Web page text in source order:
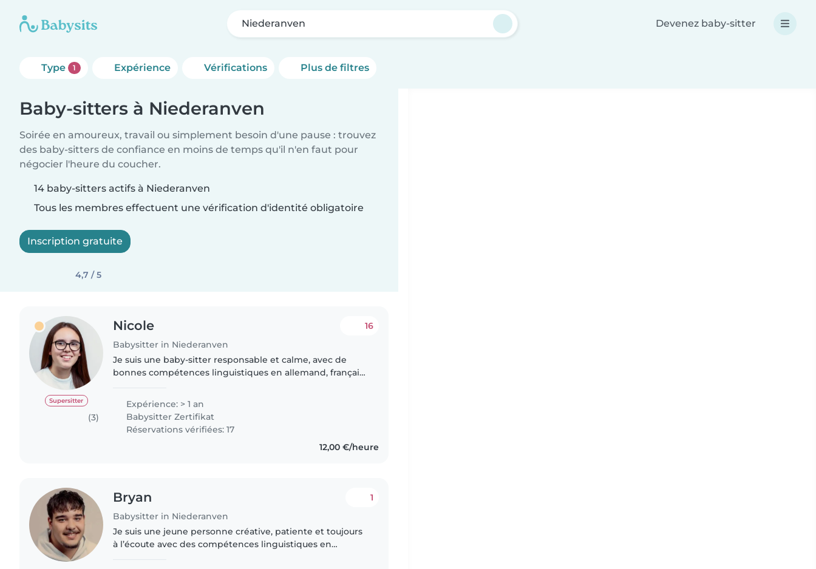
Niederanven Devenez baby-sitter
Type 1 Expérience Vérifications Plus de filtres
Baby-sitters à Niederanven
Soirée en amoureux, travail ou simplement besoin d'une pause : trouvez
des baby-sitters de confiance en moins de temps qu'il n'en faut pour
négocier l'heure du coucher.
14 baby-sitters actifs à Niederanven
Tous les membres effectuent une vérification d'identité obligatoire
Inscription gratuite
4,7 / 5
Supersitter
(3)
Nicole
Babysitter in Niederanven
16
Je suis une baby-sitter responsable et calme, avec de
bonnes compétences linguistiques en allemand, français,
expérience déjà acquise,..
Expérience: > 1 an
Babysitter Zertifikat
Réservations vérifiées: 17
12,00 €/heure
Bryan
Babysitter in Niederanven
1
Je suis une jeune personne créative, patiente et toujours
à l’écoute avec des compétences linguistiques en